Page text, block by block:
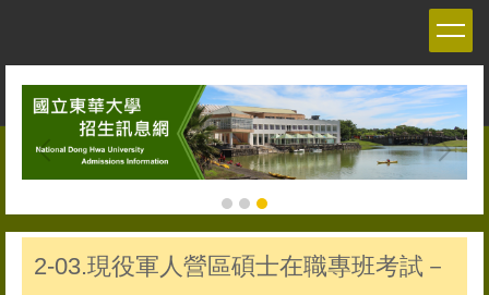
主
2-03.現役軍人營區碩士在職專班考試－